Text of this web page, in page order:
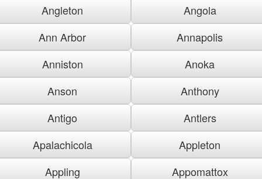
Angleton
Angola
Ann Arbor
Annapolis
Anniston
Anoka
Anson
Anthony
Antigo
Antlers
Apalachicola
Appleton
Appling
Appomattox